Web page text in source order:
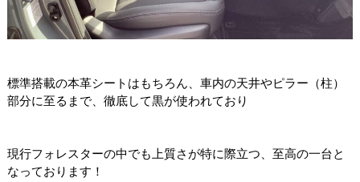
標準搭載の本革シートはもちろん、車内の天井やピラー（柱）
部分に至るまで、徹底して黒が使われており
現行フォレスターの中でも上質さが特に際立つ、至高の一台と
なっております！